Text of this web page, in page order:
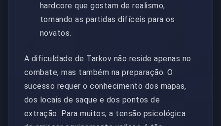
hardcore que gostam de realismo,
tornando as partidas difíceis para os
novatos.
A dificuldade de Tarkov não reside apenas no
combate, mas também na preparação. O
sucesso requer o conhecimento dos mapas,
dos locais de saque e dos pontos de
extração. Para muitos, a tensão psicológica